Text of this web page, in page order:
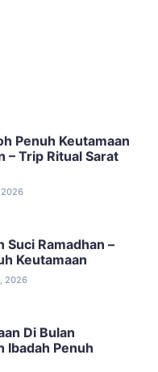
Penuh Keutamaan
– Trip Ritual Sarat
2026
Suci Ramadhan –
Keutamaan
2026
Di Bulan
Ibadah Penuh